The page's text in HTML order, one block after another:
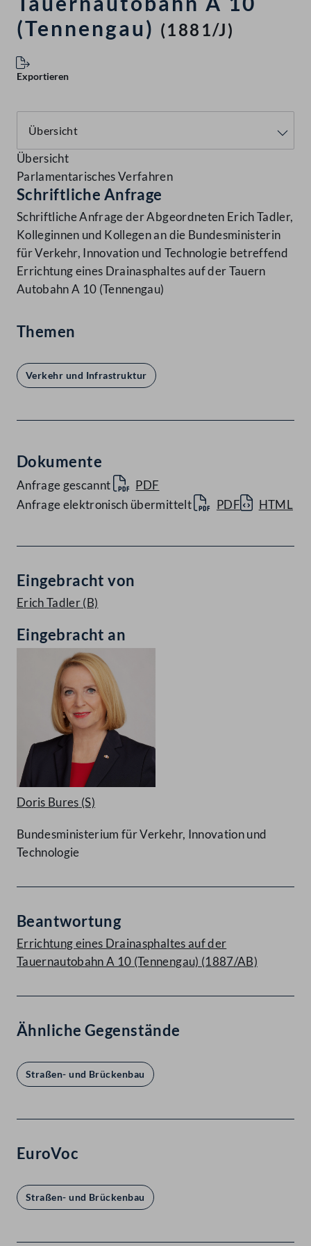
(Tennengau) (1881/J)
Exportieren
Übersicht
Parlamentarisches Verfahren
Schriftliche Anfrage
Schriftliche Anfrage der Abgeordneten Erich Tadler,
Kolleginnen und Kollegen an die Bundesministerin
für Verkehr, Innovation und Technologie betreffend
Errichtung eines Drainasphaltes auf der Tauern
Autobahn A 10 (Tennengau)
Themen
Verkehr und Infrastruktur
Dokumente
Anfrage gescannt
PDF
Anfrage elektronisch übermittelt
PDF HTML
Eingebracht von
Erich Tadler(B)
Eingebracht an
Doris Bures (S)
Bundesministerium für Verkehr, Innovation und
Technologie
Beantwortung
Errichtung eines Drainasphaltes auf der
Tauernautobahn A 10 (Tennengau) (1887/AB)
Ähnliche Gegenstände
Straßen- und Brückenbau
EuroVoc
Straßen- und Brückenbau